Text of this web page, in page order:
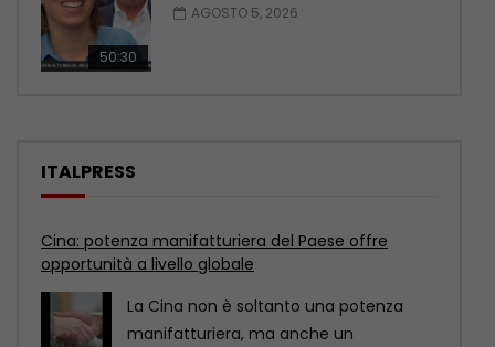
50:30
AGOSTO 5, 2026
ITALPRESS
Cina: potenza manifatturiera del Paese offre
opportunità a livello globale
La Cina non è soltanto una potenza
manifatturiera, ma anche un